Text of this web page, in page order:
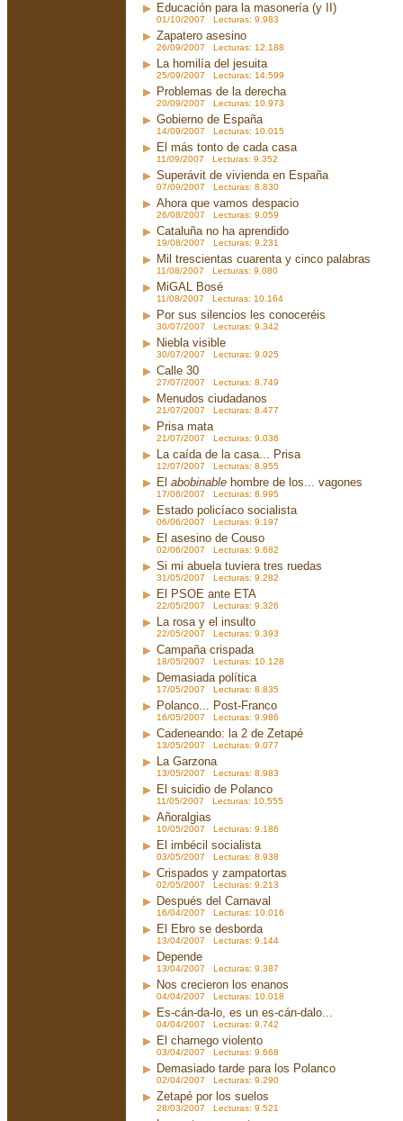
Educación para la masonería (y II)
01/10/2007 Lecturas: 9.983
Zapatero asesino
26/09/2007 Lecturas: 12.188
La homilía del jesuita
25/09/2007 Lecturas: 14.599
Problemas de la derecha
20/09/2007 Lecturas: 10.973
Gobierno de España
14/09/2007 Lecturas: 10.015
El más tonto de cada casa
11/09/2007 Lecturas: 9.352
Superávit de vivienda en España
07/09/2007 Lecturas: 8.830
Ahora que vamos despacio
26/08/2007 Lecturas: 9.059
Cataluña no ha aprendido
19/08/2007 Lecturas: 9.231
Mil trescientas cuarenta y cinco palabras
11/08/2007 Lecturas: 9.080
MiGAL Bosé
11/08/2007 Lecturas: 10.164
Por sus silencios les conoceréis
30/07/2007 Lecturas: 9.342
Niebla visible
30/07/2007 Lecturas: 9.025
Calle 30
27/07/2007 Lecturas: 8.749
Menudos ciudadanos
21/07/2007 Lecturas: 8.477
Prisa mata
21/07/2007 Lecturas: 9.036
La caída de la casa... Prisa
12/07/2007 Lecturas: 8.955
El abobinable hombre de los... vagones
17/06/2007 Lecturas: 8.995
Estado policíaco socialista
06/06/2007 Lecturas: 9.197
El asesino de Couso
02/06/2007 Lecturas: 9.682
Si mi abuela tuviera tres ruedas
31/05/2007 Lecturas: 9.282
El PSOE ante ETA
22/05/2007 Lecturas: 9.326
La rosa y el insulto
22/05/2007 Lecturas: 9.393
Campaña crispada
18/05/2007 Lecturas: 10.128
Demasiada política
17/05/2007 Lecturas: 8.835
Polanco... Post-Franco
16/05/2007 Lecturas: 9.986
Cadeneando: la 2 de Zetapé
13/05/2007 Lecturas: 9.077
La Garzona
13/05/2007 Lecturas: 8.983
El suicidio de Polanco
11/05/2007 Lecturas: 10.555
Añoralgias
10/05/2007 Lecturas: 9.186
El imbécil socialista
03/05/2007 Lecturas: 8.938
Crispados y zampatortas
02/05/2007 Lecturas: 9.213
Después del Carnaval
16/04/2007 Lecturas: 10.016
El Ebro se desborda
13/04/2007 Lecturas: 9.144
Depende
13/04/2007 Lecturas: 9.387
Nos crecieron los enanos
04/04/2007 Lecturas: 10.018
Es-cán-da-lo, es un es-cán-dalo...
04/04/2007 Lecturas: 9.742
El charnego violento
03/04/2007 Lecturas: 9.668
Demasiado tarde para los Polanco
02/04/2007 Lecturas: 9.290
Zetapé por los suelos
28/03/2007 Lecturas: 9.521